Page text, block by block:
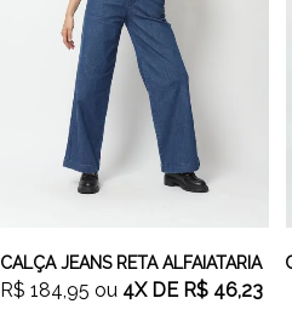
CALÇA JEANS RETA ALFAIATARIA
R$ 184,95 ou 4XDE R$ 46,23